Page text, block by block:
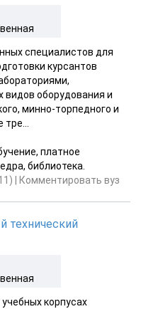
специалистов для
курсантов
видов оборудования и
минно-торпедного и
платное
библиотека.
Комментировать вуз
технический
корпусах